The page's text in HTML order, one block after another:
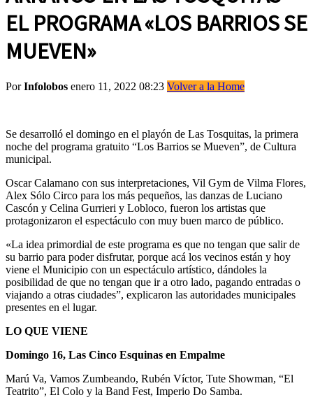
EL PROGRAMA «LOS BARRIOS SE
MUEVEN»
PorInfolobos enero 11, 2022 08:23 Volver a la Home
Se desarrolló el domingo en el playón de Las Tosquitas, la primera
noche del programa gratuito “Los Barrios se Mueven”, de Cultura
municipal.
Oscar Calamano con sus interpretaciones, Vil Gym de Vilma Flores,
Alex Sólo Circo para los más pequeños, las danzas de Luciano
Cascón y Celina Gurrieri y Lobloco, fueron los artistas que
protagonizaron el espectáculo con muy buen marco de público.
«La idea primordial de este programa es que no tengan que salir de
su barrio para poder disfrutar, porque acá los vecinos están y hoy
viene el Municipio con un espectáculo artístico, dándoles la
posibilidad de que no tengan que ir a otro lado, pagando entradas o
viajando a otras ciudades”, explicaron las autoridades municipales
presentes en el lugar.
LO QUE VIENE
Domingo 16, Las Cinco Esquinas en Empalme
Marú Va, Vamos Zumbeando, Rubén Víctor, Tute Showman, “El
Teatrito”, El Colo y la Band Fest, Imperio Do Samba.